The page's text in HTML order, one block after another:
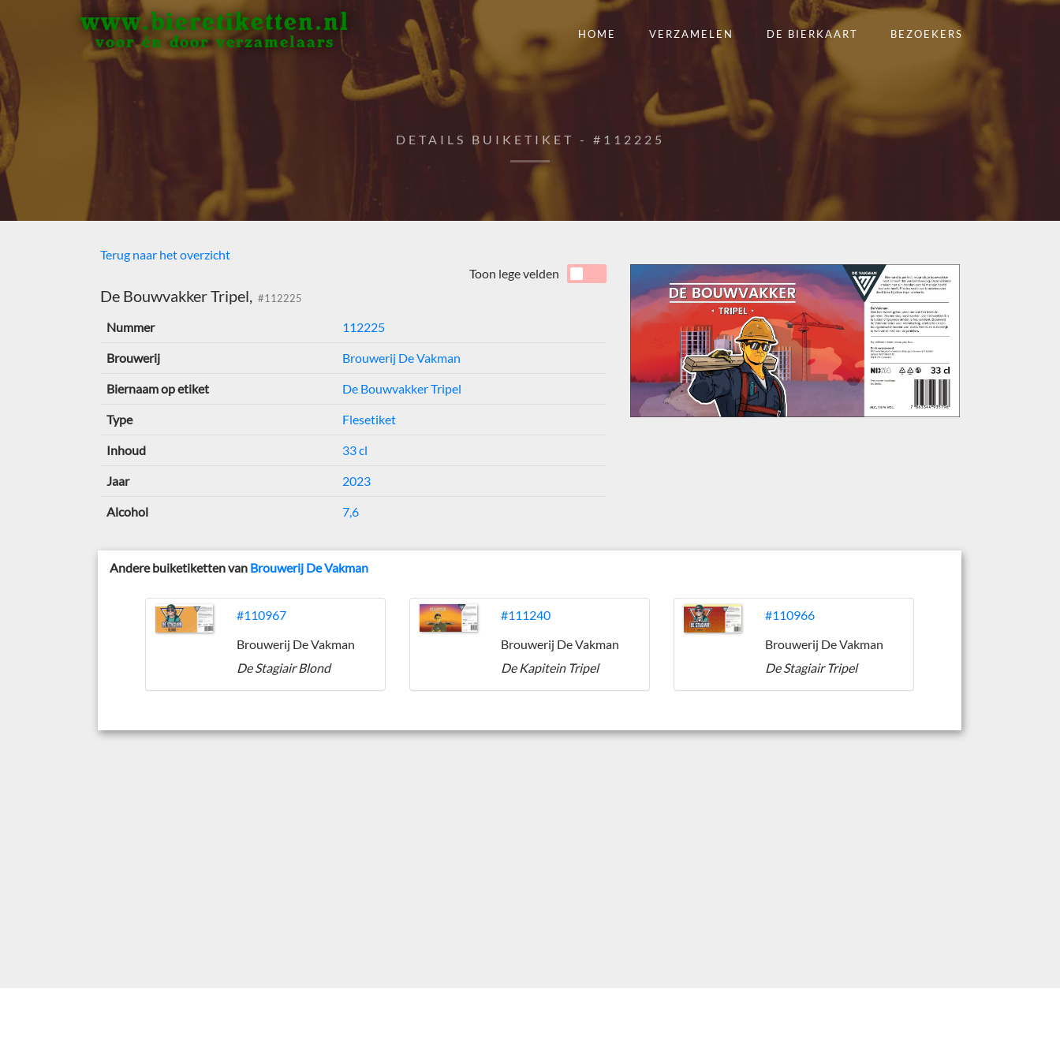
www.bieretiketten.nl
voor én door verzamelaars
HOME VERZAMELEN DE BIERKAART BEZOEKERS
DETAILS BUIKETIKET - #112225
Terug naar het overzicht
De Bouwvakker Tripel, #112225
Toon lege velden
Nummer 112225
Brouwerij Brouwerij De Vakman
Biernaam op etiket De Bouwvakker Tripel
Type Flesetiket
Inhoud 33 cl
Jaar 2023
Alcohol 7,6
Andere buiketiketten van Brouwerij De Vakman
#110967
Brouwerij De Vakman
De Stagiair Blond
#111240
Brouwerij De Vakman
De Kapitein Tripel
#110966
Brouwerij De Vakman
De Stagiair Tripel